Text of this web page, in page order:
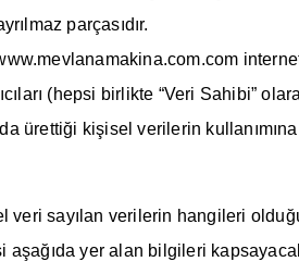
parçasıdır.
(hepsi birlikte “Veri Sahibi”
ürettiği kişisel verilerin
sayılan verilerin hangileri
aşağıda yer alan bilgileri